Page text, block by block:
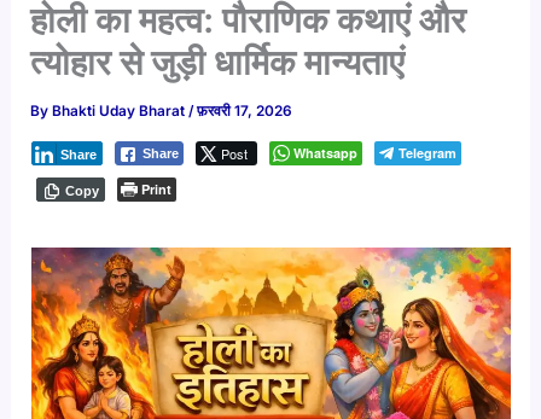
होली का महत्व: पौराणिक कथाएं और
त्योहार से जुड़ी धार्मिक मान्यताएं
By Bhakti Uday Bharat/फ़रवरी 17, 2026
Share Post
Share Whatsapp Telegram
Copy Print